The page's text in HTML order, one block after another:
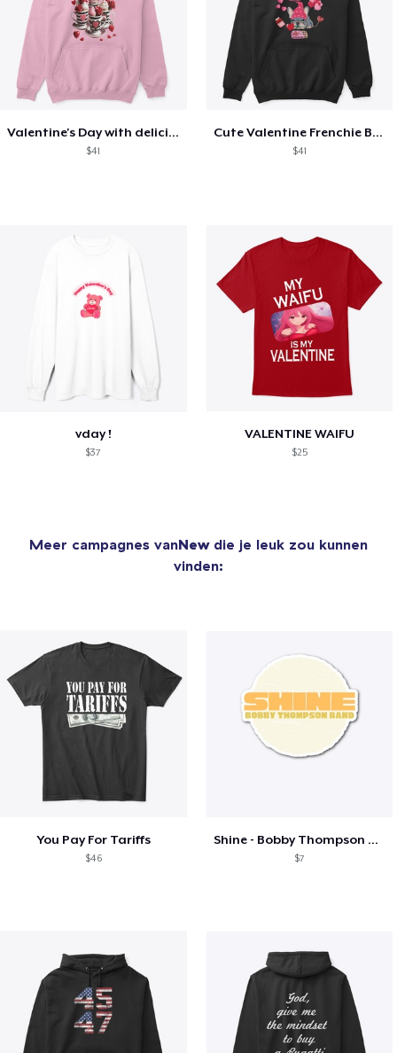
Valentine's Day with delicious food
$41
Cute Valentine Frenchie Bulldog
$41
vday !
$37
VALENTINE WAIFU
$25
Meer campagnes vanNewdie je leuk zou kunnen
vinden:
You Pay For Tariffs
$46
Shine - Bobby Thompson Band Merch
$7